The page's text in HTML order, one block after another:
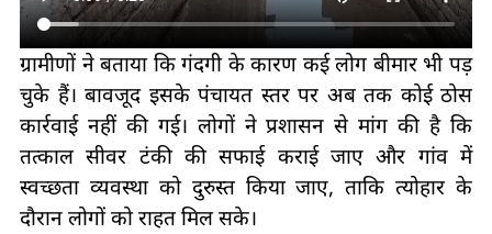
ग्रामीणों ने बताया कि गंदगी के कारण कई लोग बीमार भी पड़
चुके हैं। बावजूद इसके पंचायत स्तर पर अब तक कोई ठोस
कार्रवाई नहीं की गई। लोगों ने प्रशासन से मांग की है कि
तत्काल सीवर टंकी की सफाई कराई जाए और गांव में
स्वच्छता व्यवस्था को दुरुस्त किया जाए, ताकि त्योहार के
दौरान लोगों को राहत मिल सके।